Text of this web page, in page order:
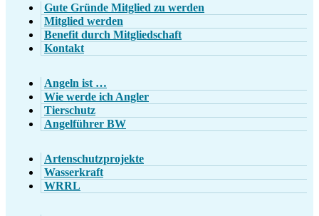
Gute Gründe Mitglied zu werden
Mitglied werden
Benefit durch Mitgliedschaft
Kontakt
Angeln ist …
Wie werde ich Angler
Tierschutz
Angelführer BW
Artenschutzprojekte
Wasserkraft
WRRL